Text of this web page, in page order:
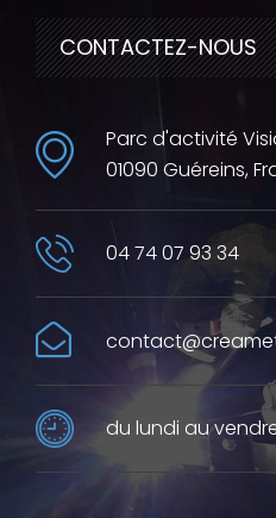
CONTACTEZ-NOUS
Parc d'activité
01090 Guéreins,
04 74 07 93 34
du lundi au